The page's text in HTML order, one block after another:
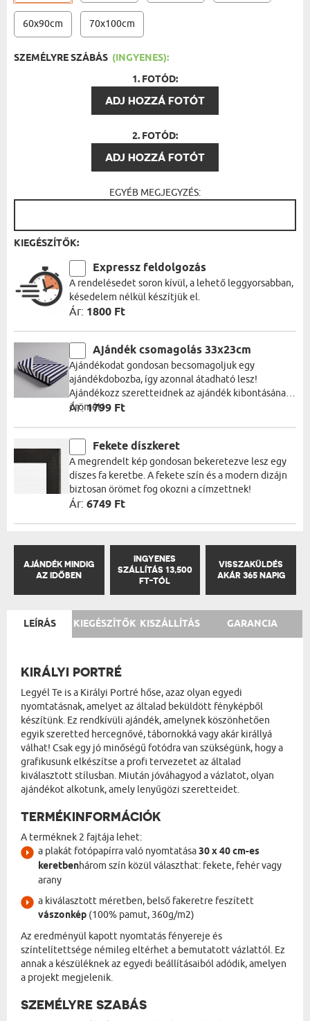
60x90cm 70x100cm
SZEMÉLYRE SZÁBÁS (INGYENES):
1. FOTÓD:
ADJ HOZZÁ FOTÓT
2. FOTÓD:
ADJ HOZZÁ FOTÓT
EGYÉB MEGJEGYZÉS:
KIEGÉSZÍTŐK:
Expressz feldolgozás
A rendelésedet soron kívül, a lehető leggyorsabban,
késedelem nélkül készítjük el.
Ár: 1800 Ft
Ajándék csomagolás 33x23cm
Ajándékodat gondosan becsomagoljuk egy
ajándékdobozba, így azonnal átadható lesz!
Ajándékozz szeretteidnek az ajándék kibontásának
örömét!
Ár:1799 Ft
Fekete díszkeret
A megrendelt kép gondosan bekeretezve lesz egy
díszes fa keretbe. A fekete szín és a modern dizájn
biztosan örömet fog okozni a címzettnek!
Ár: 6749 Ft
AJÁNDÉK MINDIG
AZ IDŐBEN
INGYENES
SZÁLLÍTÁS 13,500
FT-TÓL
VISSZAKÜLDÉS
AKÁR 365 NAPIG
LEÍRÁS KIEGÉSZÍTŐK KISZÁLLÍTÁS GARANCIA
KIRÁLYI PORTRÉ
Legyél Te is a Királyi Portré hőse, azaz olyan egyedi
nyomtatásnak, amelyet az általad beküldött fényképből
készítünk. Ez rendkívüli ajándék, amelynek köszönhetően
egyik szeretted hercegnővé, tábornokká vagy akár királlyá
válhat! Csak egy jó minőségű fotódra van szükségünk, hogy a
grafikusunk elkészítse a profi tervezetet az általad
kiválasztott stílusban. Miután jóváhagyod a vázlatot, olyan
ajándékot alkotunk, amely lenyűgözi szeretteidet.
TERMÉKINFORMÁCIÓK
A terméknek 2 fajtája lehet:
a plakát fotópapírra való nyomtatása30 x 40 cm-es
keretbenhárom szín közül választhat: fekete, fehér vagy
arany
a kiválasztott méretben, belső fakeretre feszített
vászonkép (100% pamut, 360g/m2)
Az eredményül kapott nyomtatás fényereje és
színtelítettsége némileg eltérhet a bemutatott vázlattól. Ez
annak a készüléknek az egyedi beállításaiból adódik, amelyen
a projekt megjelenik.
SZEMÉLYRE SZABÁS